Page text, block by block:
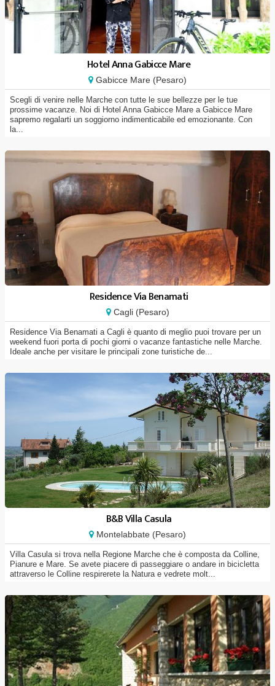
Hotel Anna Gabicce Mare
Gabicce Mare (Pesaro)
Scegli di venire nelle Marche con tutte le sue bellezze per le tue
prossime vacanze. Noi di Hotel Anna Gabicce Mare a Gabicce Mare
sapremo regalarti un soggiorno indimenticabile ed emozionante. Con
la...
Residence Via Benamati
Cagli (Pesaro)
Residence Via Benamati a Cagli è quanto di meglio puoi trovare per un
weekend fuori porta di pochi giorni o vacanze fantastiche nelle Marche.
Ideale anche per visitare le principali zone turistiche de...
B&B Villa Casula
Montelabbate (Pesaro)
Villa Casula si trova nella Regione Marche che è composta da Colline,
Pianure e Mare. Se avete piacere di passeggiare o andare in bicicletta
attraverso le Colline respirerete la Natura e vedrete molt...